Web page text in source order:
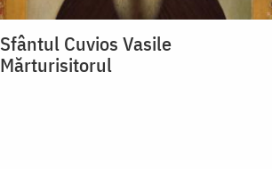
Sfântul Cuvios Vasile
Mărturisitorul